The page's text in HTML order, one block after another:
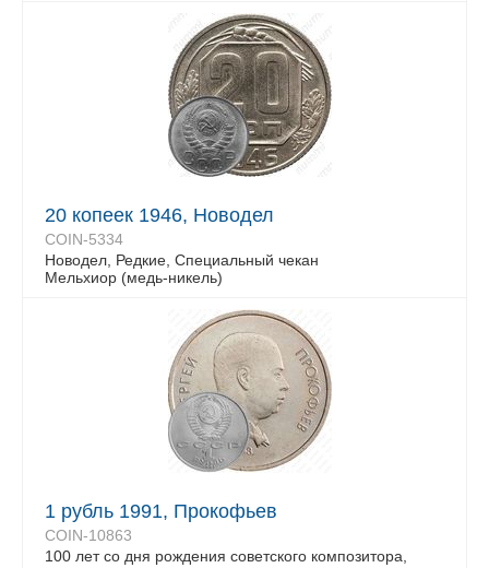
20 копеек 1946, Новодел
COIN-5334
Новодел, Редкие, Специальный чекан
Мельхиор (медь-никель)
1 рубль 1991, Прокофьев
COIN-10863
100 лет со дня рождения советского композитора,